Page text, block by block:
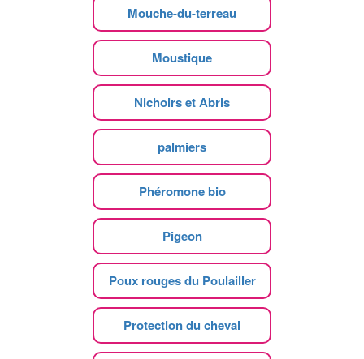
Mouche-du-terreau
Moustique
Nichoirs et Abris
palmiers
Phéromone bio
Pigeon
Poux rouges du Poulailler
Protection du cheval